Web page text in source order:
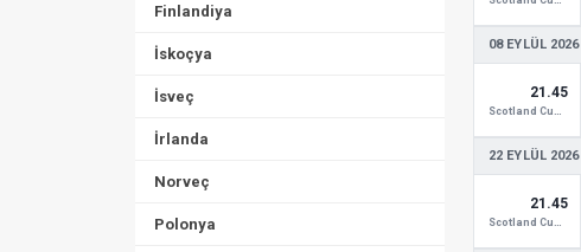
Finlandiya
İskoçya
İsveç
İrlanda
Norveç
Polonya
08 EYLÜL 2026
21.45
22 EYLÜL 2026
21.45